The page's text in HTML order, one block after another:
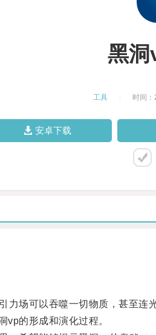
黑洞
工具 时间
安卓下载
场可以吞噬一切物质，甚至连光
的形成和演化过程。